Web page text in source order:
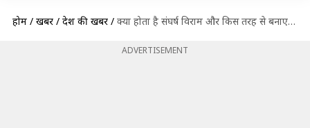
होम / खबरें / देश की खबरें / क्या होता है संघर्ष विराम और किस तरह से बनाए जाते हैं इसके नियम?
ADVERTISEMENT